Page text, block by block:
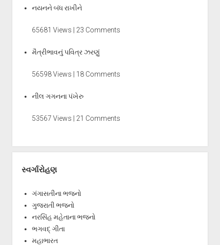
નયનને બંધ રાખીને
65681 Views | 23 Comments
મૈત્રીભાવનું પવિત્ર ઝરણું
56598 Views | 18 Comments
નીલ ગગનના પંખેરુ
53567 Views | 21 Comments
સ્વર્ગારોહણ
ગંગાસતીના ભજનો
ગુજરાતી ભજનો
નરસિંહ મહેતાના ભજનો
ભગવદ્ ગીતા
મહાભારત